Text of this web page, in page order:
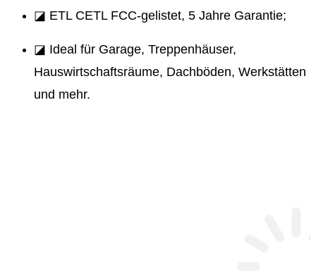
◪ ETL CETL FCC-gelistet, 5 Jahre Garantie;
◪ Ideal für Garage, Treppenhäuser,
Hauswirtschaftsräume, Dachböden, Werkstätten
und mehr.